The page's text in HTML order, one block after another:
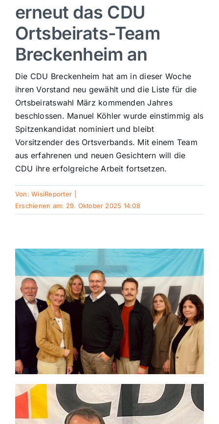
Wirtschaft
Sport
Kultur
Panorama
Mein Stadtteil
Galerie
Verkehrsmeldungen
Polizeimeldungen
Themen und Termine
Gewinnspiele
erneut das CDU
Ortsbeirats-Team
Breckenheim an
Die CDU Breckenheim hat am in dieser Woche
ihren Vorstand neu gewählt und die Liste für die
Ortsbeiratswahl März kommenden Jahres
beschlossen. Manuel Köhler wurde einstimmig als
Spitzenkandidat nominiert und bleibt
Vorsitzender des Ortsverbands. Mit einem Team
aus erfahrenen und neuen Gesichtern will die
CDU ihre erfolgreiche Arbeit fortsetzen.
Von:WisiReporter
Erschienen am: 29. Oktober 2025 14:08